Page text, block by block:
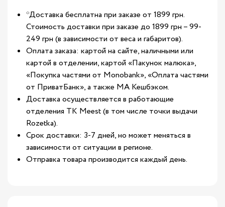
*Доставка бесплатна при заказе от 1899 грн.
Стоимость доставки при заказе до 1899 грн – 99-
249 грн (в зависимости от веса и габаритов).
Оплата заказа: картой на сайте, наличными или
картой в отделении, картой «Пакунок малюка»,
«Покупка частями от Monobank», «Оплата частями
от ПриватБанк», а также МА Кешбэком.
Доставка осуществляется в работающие
отделения ТК Meest (в том числе точки выдачи
Rozetka).
Срок доставки: 3-7 дней, но может меняться в
зависимости от ситуации в регионе.
Отправка товара производится каждый день.